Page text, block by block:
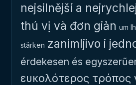
nejsilnější a
thú vị và đơn giản um
stärken zanimljivo i
érdekesen és
ευκολότερος τρόπος